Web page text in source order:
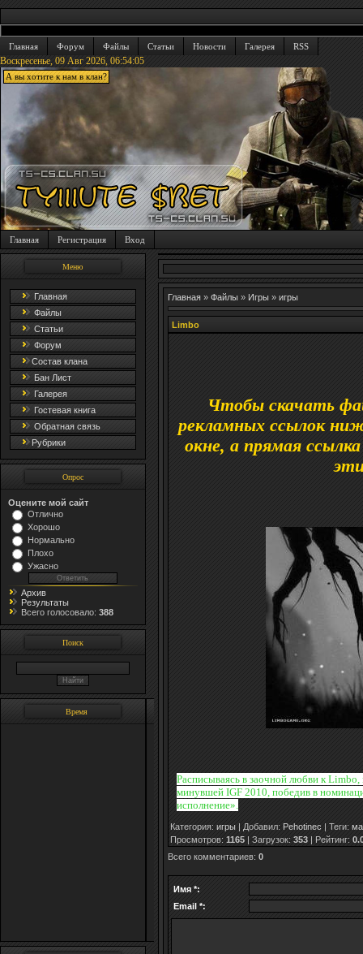
Главная Форум Файлы Статьи Новости Галерея RSS
Воскресенье, 09 Авг 2026, 06:54:06
А вы хотите к нам в клан?
Главная Регистрация Вход
Меню
Главная
Файлы
Статьи
Форум
Состав клана
Бан Лист
Галерея
Гостевая книга
Обратная связь
Рубрики
Опрос
Оцените мой сайт
Отлично
Хорошо
Нормально
Плохо
Ужасно
Архив
Результаты
Всего голосовало: 388
Поиск
Время
Главная » Файлы » Игры » игры
Limbo
Чтобы скачать
рекламных ссылок
окне, а прямая
Расписываясь в заочной любви к
минувшей IGF 2010, победив в
исполнение».
Категория: игры | Добавил: Pehotinec | Теги:
Просмотров: 1165 | Загрузок: 353 | Рейтинг:
Всего комментариев: 0
Имя *:
Email *: